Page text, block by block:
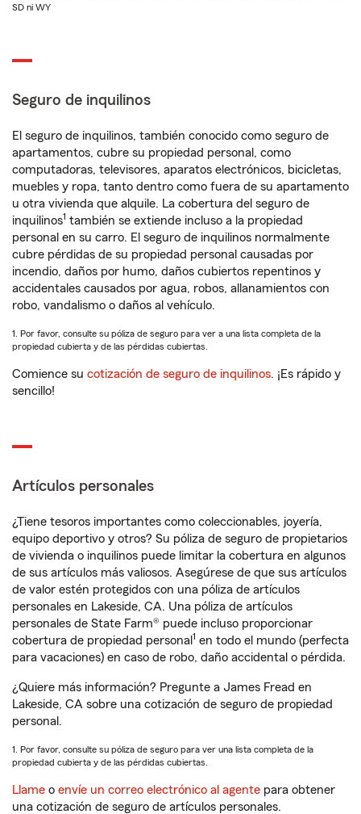
SD ni WY
Seguro de inquilinos
El seguro de inquilinos, también conocido como seguro de
apartamentos, cubre su propiedad personal, como
computadoras, televisores, aparatos electrónicos, bicicletas,
muebles y ropa, tanto dentro como fuera de su apartamento
u otra vivienda que alquile. La cobertura del seguro de
inquilinos1 también se extiende incluso a la propiedad
personal en su carro. El seguro de inquilinos normalmente
cubre pérdidas de su propiedad personal causadas por
incendio, daños por humo, daños cubiertos repentinos y
accidentales causados por agua, robos, allanamientos con
robo, vandalismo o daños al vehículo.
1. Por favor, consulte su póliza de seguro para ver a una lista completa de la
propiedad cubierta y de las pérdidas cubiertas.
Comience su cotización de seguro de inquilinos. ¡Es rápido y
sencillo!
Artículos personales
¿Tiene tesoros importantes como coleccionables, joyería,
equipo deportivo y otros? Su póliza de seguro de propietarios
de vivienda o inquilinos puede limitar la cobertura en algunos
de sus artículos más valiosos. Asegúrese de que sus artículos
de valor estén protegidos con una póliza de artículos
personales en Lakeside, CA. Una póliza de artículos
personales de State Farm® puede incluso proporcionar
cobertura de propiedad personal 1 en todo el mundo (perfecta
para vacaciones) en caso de robo, daño accidental o pérdida.
¿Quiere más información? Pregunte a James Fread en
Lakeside, CA sobre una cotización de seguro de propiedad
personal.
1. Por favor, consulte su póliza de seguro para ver una lista completa de la
propiedad cubierta y de las pérdidas cubiertas.
Llame o envíe un correo electrónico al agente para obtener
una cotización de seguro de artículos personales.